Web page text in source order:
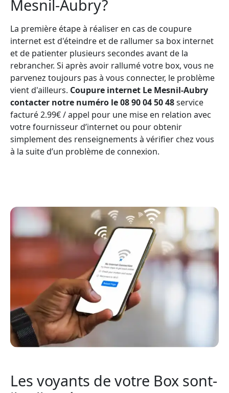
Mesnil-Aubry?
La première étape à réaliser en cas de coupure
internet est d'éteindre et de rallumer sa box internet
et de patienter plusieurs secondes avant de la
rebrancher. Si après avoir rallumé votre box, vous ne
parvenez toujours pas à vous connecter, le problème
vient d'ailleurs. Coupure internet Le Mesnil-Aubry
contacter notre numéro le 08 90 04 50 48service
facturé 2.99€ / appel pour une mise en relation avec
votre fournisseur d’internet ou pour obtenir
simplement des renseignements à vérifier chez vous
à la suite d’un problème de connexion.
Les voyants de votre Box sont-